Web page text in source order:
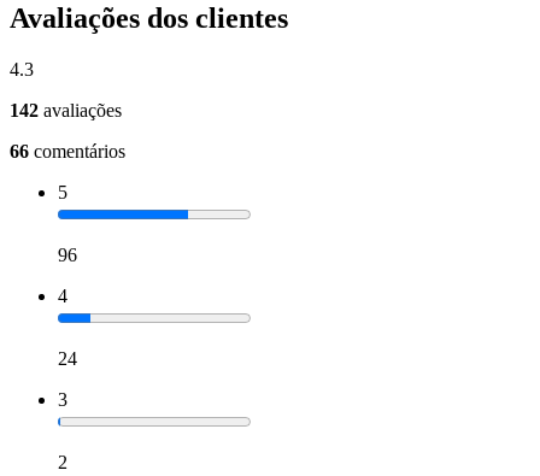
Avaliações dos clientes
4.3
142 avaliações
66 comentários
5
96
4
24
3
2